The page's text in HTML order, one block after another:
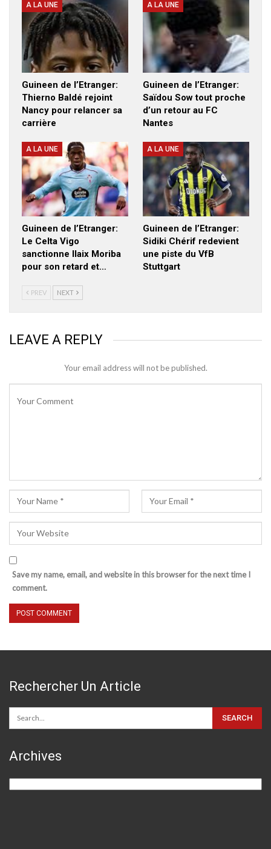
A LA UNE
Guineen de l’Etranger:
Thierno Baldé rejoint
Nancy pour relancer sa
carrière
A LA UNE
Guineen de l’Etranger:
Saïdou Sow tout proche
d’un retour au FC
Nantes
A LA UNE
Guineen de l’Etranger:
Le Celta Vigo
sanctionne Ilaix Moriba
pour son retard et…
A LA UNE
Guineen de l’Etranger:
Sidiki Chérif redevient
une piste du VfB
Stuttgart
PREV NEXT
LEAVE A REPLY
Your email address will not be published.
Save my name, email, and website in this browser for the next time I
comment.
Rechercher Un Article
Archives